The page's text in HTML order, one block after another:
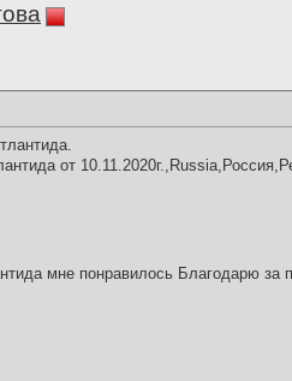
от
мне понравилось Благодарю за